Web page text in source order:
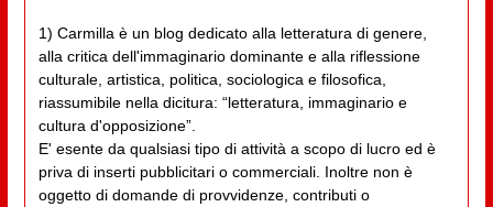
1) Carmilla è un blog dedicato alla letteratura di genere,
alla critica dell'immaginario dominante e alla riflessione
culturale, artistica, politica, sociologica e filosofica,
riassumibile nella dicitura: “letteratura, immaginario e
cultura d'opposizione”.
E' esente da qualsiasi tipo di attività a scopo di lucro ed è
priva di inserti pubblicitari o commerciali. Inoltre non è
oggetto di domande di provvidenze, contributi o